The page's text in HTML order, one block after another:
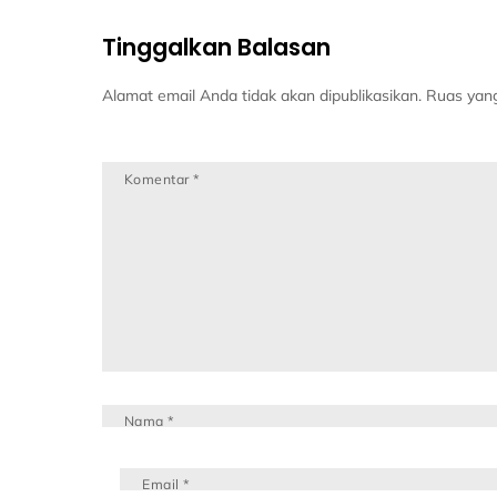
Tinggalkan Balasan
Alamat email Anda tidak akan dipublikasikan. Ruas
Komentar*
Nama*
Email*